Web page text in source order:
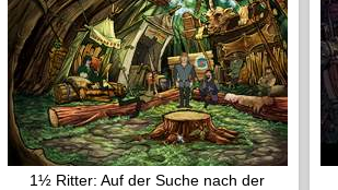
1½ Ritter: Auf der Suche nach der